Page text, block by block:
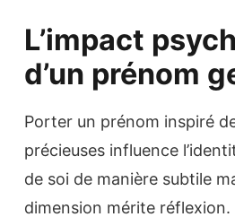
L’impact
d’un prénom
Porter un prénom inspiré
précieuses influence
de soi de manière subtile
dimension mérite réflexion.